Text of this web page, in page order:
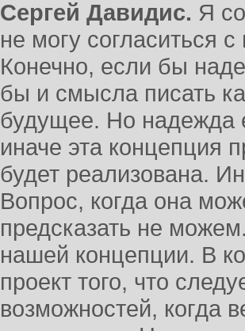
Сергей Давидис. Я
не могу согласиться
Конечно, если бы
бы и смысла писать
будущее. Но надежда
иначе эта концепция
будет реализована.
Вопрос, когда она
предсказать не
нашей концепции. В
проект того, что
возможностей, когда